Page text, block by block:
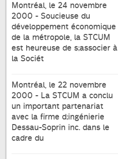
Montréal, le 24 novembre
2000 - Soucieuse du
développement économique
de la métropole, la STCUM
est heureuse de s;associer à
la Sociét
Montréal, le 22 novembre
2000 - La STCUM a conclu
un important partenariat
avec la firme d;ingénierie
Dessau-Soprin inc. dans le
cadre du